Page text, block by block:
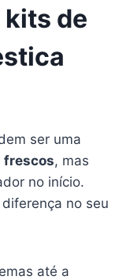
kits de
ser uma
frescos, mas
no início.
no seu
até a